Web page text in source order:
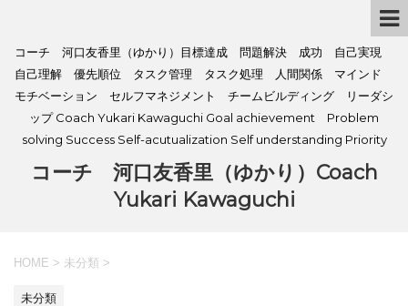
コーチ 河口友香里（ゆかり）目標達成 問題解決 成功 自己実現
自己理解 優先順位 タスク管理 タスク処理 人間関係 マインド
モチベーション セルフマネジメント チームビルディング リーダシ
ップ Coach Yukari Kawaguchi Goal achievement Problem
solving Success Self-acutualization Self understanding Priority
コーチ 河口友香里（ゆかり）Coach
Yukari Kawaguchi
HOME > 未分類 >
未分類